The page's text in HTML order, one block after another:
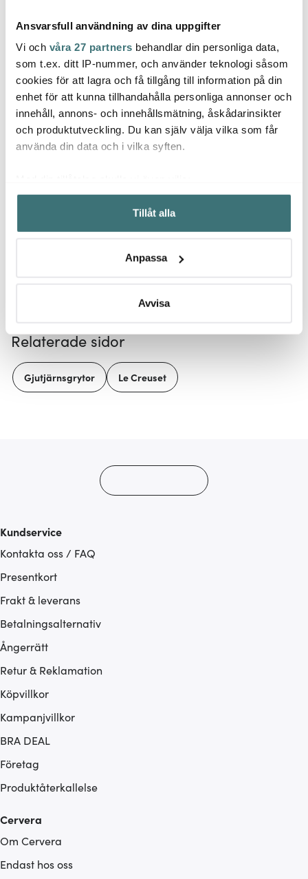
Ansvarsfull användning av dina uppgifter
Vi och våra 27 partners behandlar din personliga data,
som t.ex. ditt IP-nummer, och använder teknologi såsom
cookies för att lagra och få tillgång till information på din
enhet för att kunna tillhandahålla personliga annonser och
innehåll, annons- och innehållsmätning, åskådarinsikter
och produktutveckling. Du kan själv välja vilka som får
använda din data och i vilka syften.
Samla in information om din geografiska plats som
kan ha en noggrannhet på upp till flera meter
Identifiera din enhet genom att aktivt skanna den för
Ta reda på mer om hur dina personliga uppgifter
Du kan ändra eller dra tillbaka ditt samtycke när som
Vi använder cookies för att innehållet och annonserna
ska anpassas efter det som vi tror att du tycker om. Det
gör också att vi kan analysera vår trafik och göra
Tillåt alla
Anpassa
Avvisa
Le Creuset
Toughened Lock 28 cm
549 kr
Le Creuset
Craft Grytsked 28 cm
Shell Pink
209 kr
Le
Låt dig inspireras av våra kunder
Relaterade sidor
Gjutjärnsgrytor Le Creuset
Kundservice
Kontakta oss / FAQ
Presentkort
Frakt & leverans
Betalningsalternativ
Ångerrätt
Retur & Reklamation
Köpvillkor
Kampanjvillkor
BRA DEAL
Företag
Produktåterkallelse
Cervera
Om Cervera
Endast hos oss